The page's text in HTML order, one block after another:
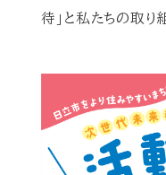
待」と私たちの取り